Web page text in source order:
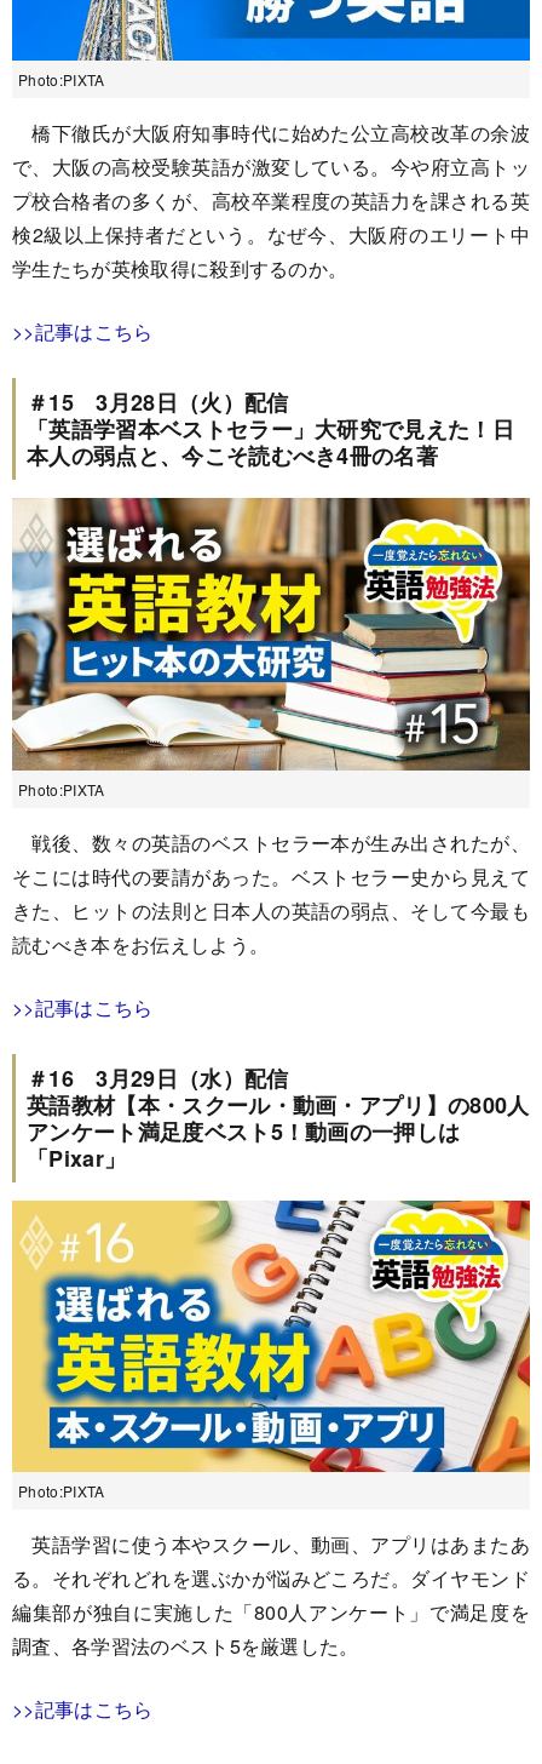
Photo:PIXTA
橋下徹氏が大阪府知事時代に始めた公立高校改革の余波
で、大阪の高校受験英語が激変している。今や府立高トッ
プ校合格者の多くが、高校卒業程度の英語力を課される英
検2級以上保持者だという。なぜ今、大阪府のエリート中
学生たちが英検取得に殺到するのか。
>>記事はこちら
＃15 3月28日（火）配信
「英語学習本ベストセラー」大研究で見えた！日
本人の弱点と、今こそ読むべき4冊の名著
Photo:PIXTA
戦後、数々の英語のベストセラー本が生み出されたが、
そこには時代の要請があった。ベストセラー史から見えて
きた、ヒットの法則と日本人の英語の弱点、そして今最も
読むべき本をお伝えしよう。
>>記事はこちら
＃16 3月29日（水）配信
英語教材【本・スクール・動画・アプリ】の800人
アンケート満足度ベスト5！動画の一押しは
「Pixar」
Photo:PIXTA
英語学習に使う本やスクール、動画、アプリはあまたあ
る。それぞれどれを選ぶかが悩みどころだ。ダイヤモンド
編集部が独自に実施した「800人アンケート」で満足度を
調査、各学習法のベスト5を厳選した。
>>記事はこちら